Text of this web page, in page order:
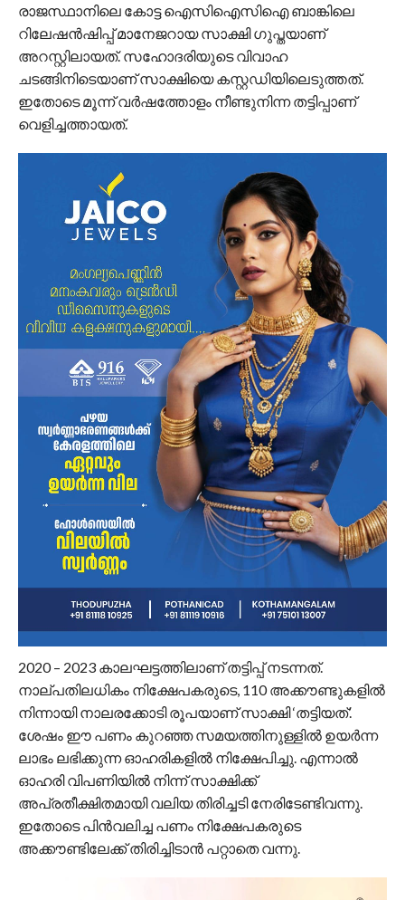
രാജസ്ഥാനിലെ കോട്ട ഐസിഐസിഐ ബാങ്കിലെ
റിലേഷൻഷിപ്പ് മാനേജറായ സാക്ഷി ഗുപ്തയാണ്
അറസ്റ്റിലായത്. സഹോദരിയുടെ വിവാഹ
ചടങ്ങിനിടെയാണ് സാക്ഷിയെ കസ്റ്റഡിയിലെടുത്തത്.
ഇതോടെ മൂന്ന് വർഷത്തോളം നീണ്ടുനിന്ന തട്ടിപ്പാണ്
വെളിച്ചത്തായത്.
2020 – 2023 കാലഘട്ടത്തിലാണ് തട്ടിപ്പ് നടന്നത്.
നാല്പതിലധികം നിക്ഷേപകരുടെ, 110 അക്കൗണ്ടുകളിൽ
നിന്നായി നാലരക്കോടി രൂപയാണ് സാക്ഷി ‘തട്ടിയത്’.
ശേഷം ഈ പണം കുറഞ്ഞ സമയത്തിനുള്ളിൽ ഉയർന്ന
ലാഭം ലഭിക്കുന്ന ഓഹരികളിൽ നിക്ഷേപിച്ചു. എന്നാൽ
ഓഹരി വിപണിയിൽ നിന്ന് സാക്ഷിക്ക്
അപ്രതീക്ഷിതമായി വലിയ തിരിച്ചടി നേരിടേണ്ടിവന്നു.
ഇതോടെ പിൻവലിച്ച പണം നിക്ഷേപകരുടെ
അക്കൗണ്ടിലേക്ക് തിരിച്ചിടാൻ പറ്റാതെ വന്നു.